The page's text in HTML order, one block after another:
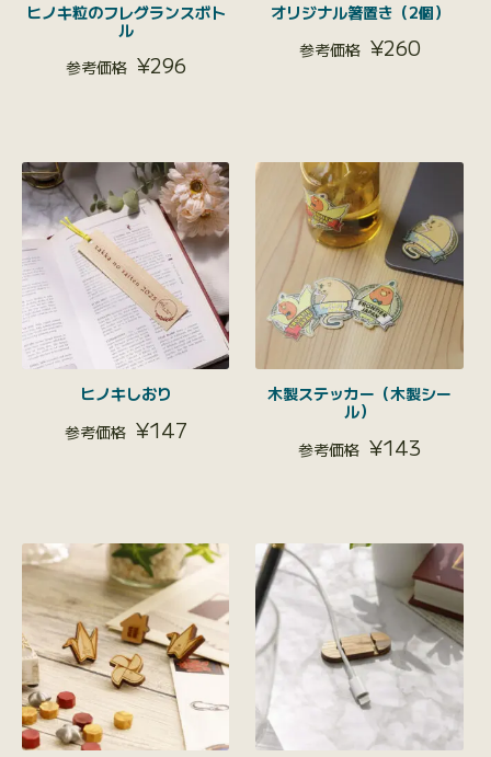
ヒノキ粒のフレグランスボト
ル
¥296
オリジナル箸置き（2個）
¥260
ヒノキしおり
¥147
木製ステッカー（木製シー
ル）
¥143